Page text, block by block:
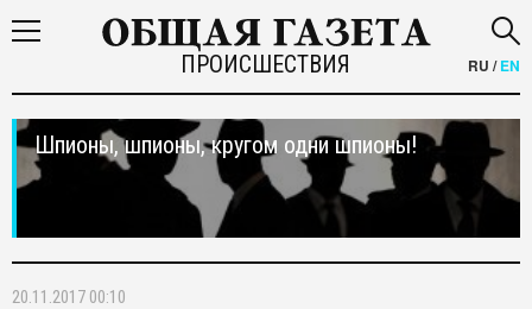
ПРОИСШЕСТВИЯ RU /EN
Шпионы, шпионы, кругом одни шпионы!
20.11.2017 00:10